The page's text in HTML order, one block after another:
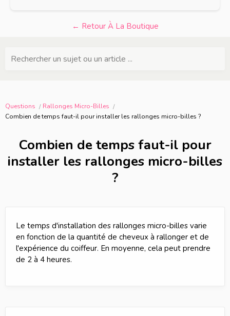
← Retour À La Boutique
Rechercher un sujet ou un article ...
Questions
Rallonges Micro-Billes
Combien de temps faut-il pour installer les rallonges micro-billes ?
Combien de temps faut-il pour
installer les rallonges micro-billes
?
Le temps d'installation des rallonges micro-billes varie
en fonction de la quantité de cheveux à rallonger et de
l'expérience du coiffeur. En moyenne, cela peut prendre
de 2 à 4 heures.